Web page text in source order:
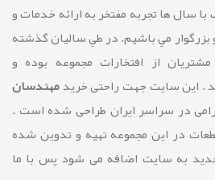
سال ها تجربه مفتخر به ارائه خدمات و
بزرگوار مي باشيم. در طي ساليان گذشته
از افتخارات مجموعه بوده و
. این سایت جهت راحتی خریدمهندسان
در سراسر ایران طراحی شده است .
در این مجموعه تهیه و تدوین شده
به سایت اضافه می شود پس با ما